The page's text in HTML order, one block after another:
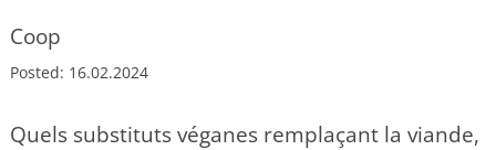
Coop
Posted: 16.02.2024
Quels substituts véganes remplaçant la viande,